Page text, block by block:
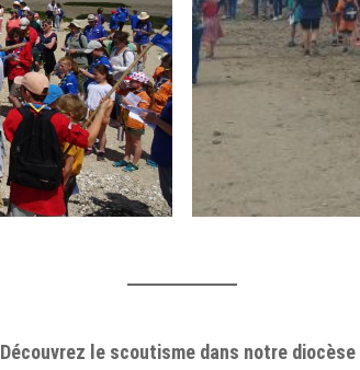
Découvrez le scoutisme dans notre diocèse